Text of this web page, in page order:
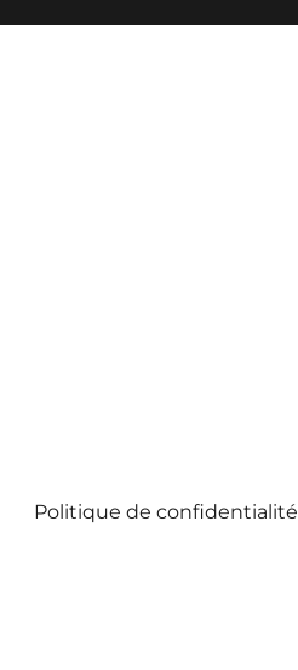
Politique de confidentialité